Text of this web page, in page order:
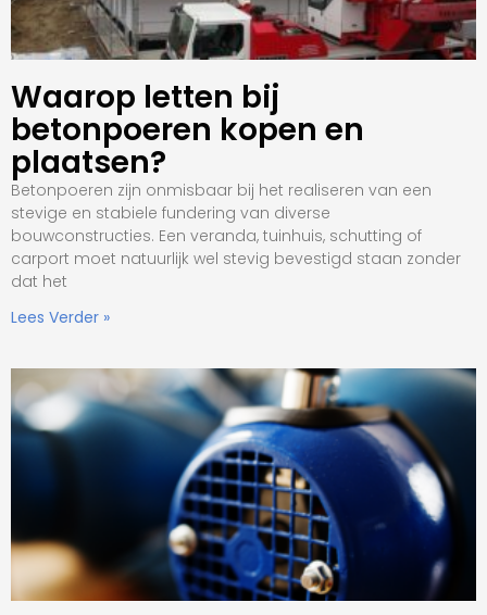
Waarop letten bij
betonpoeren kopen en
plaatsen?
Betonpoeren zijn onmisbaar bij het realiseren van een
stevige en stabiele fundering van diverse
bouwconstructies. Een veranda, tuinhuis, schutting of
carport moet natuurlijk wel stevig bevestigd staan zonder
dat het
Lees Verder »